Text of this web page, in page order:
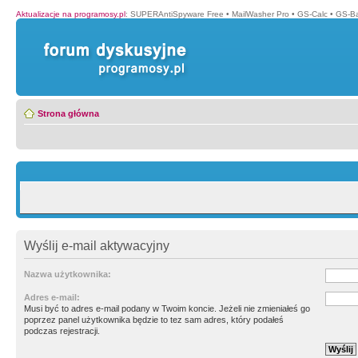
Aktualizacje na programosy.pl: SUPERAntiSpyware Free • MailWasher Pro • GS-Calc • GS-
Strona główna
Wyślij e-mail aktywacyjny
Nazwa użytkownika:
Adres e-mail:
Musi być to adres e-mail podany w Twoim koncie. Jeżeli nie zmieniałeś go
poprzez panel użytkownika będzie to tez sam adres, który podałeś
podczas rejestracji.